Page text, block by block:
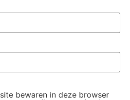
bewaren in deze browser